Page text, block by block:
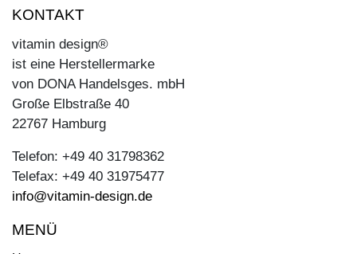
KONTAKT
vitamin design®
ist eine Herstellermarke
von DONA Handelsges. mbH
Große Elbstraße 40
22767 Hamburg
Telefon: +49 40 31798362
Telefax: +49 40 31975477
info@vitamin-design.de
MENÜ